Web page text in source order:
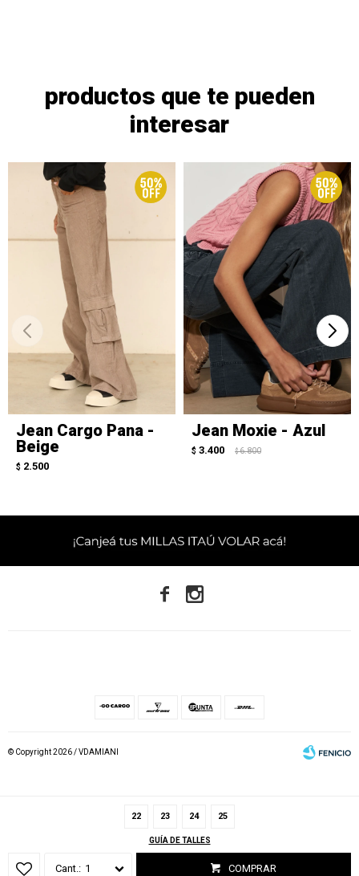
22 23 24 25
GUÍA DE TALLES
1 COMPRAR
productos que te pueden
interesar
Jean Cargo Pana -
Beige
$ 2.500
Jean Moxie - Azul
$ 3.400 $ 6.800
 
© Copyright 2026 / VDAMIANI